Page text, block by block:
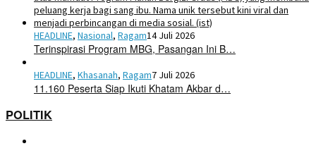
HEADLINE, Nasional, Ragam14 Juli 2026
Terinspirasi Program MBG, Pasangan Ini B…
HEADLINE, Khasanah, Ragam7 Juli 2026
11.160 Peserta Siap Ikuti Khatam Akbar d…
POLITIK